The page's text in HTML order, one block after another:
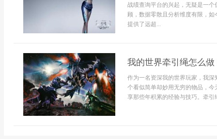
战绩查询平台的兴起，无疑是一
顾，数据零散且分析维度有限，
提供了远超...
我的世界牵引绳怎么
作为一名资深我的世界玩家，我
个看似简单却妙用无穷的物品，
享那些年积累的经验与技巧。牵